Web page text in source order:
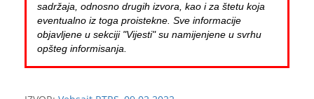
sadržaja, odnosno drugih izvora, kao i za štetu koja
eventualno iz toga proistekne. Sve informacije
objavljene u sekciji "Vijesti" su namijenjene u svrhu
opšteg informisanja.